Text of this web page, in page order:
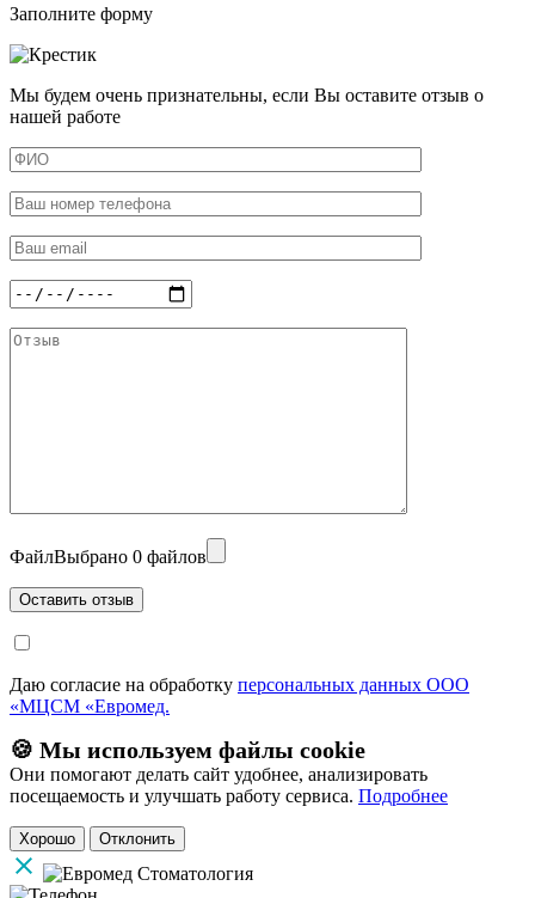
Заполните форму
Мы будем очень признательны, если Вы оставите отзыв о
нашей работе
ФайлВыбрано 0 файлов
Даю согласие на обработку персональных данных ООО
«МЦСМ «Евромед.
🍪 Мы используем файлы cookie
Они помогают делать сайт удобнее, анализировать
посещаемость и улучшать работу сервиса. Подробнее
Хорошо Отклонить